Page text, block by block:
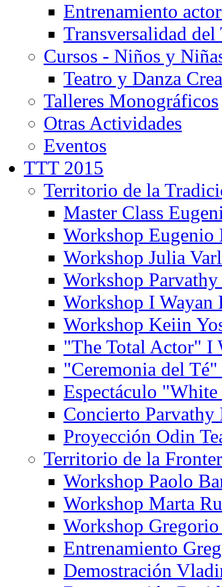
Entrenamiento
Transversalidad del
Cursos - Niños y
Teatro y Danza
Talleres Monográficos
Otras Actividades
Eventos
TTT 2015
Territorio de la
Master Class
Workshop Eugenio
Workshop Julia
Workshop
Workshop I Wayan
Workshop Keiin
"The Total Actor" I
"Ceremonia del
Espectáculo
Concierto Parvathy
Proyección Odin
Territorio de la
Workshop Paolo
Workshop Marta
Workshop
Entrenamiento
Demostración